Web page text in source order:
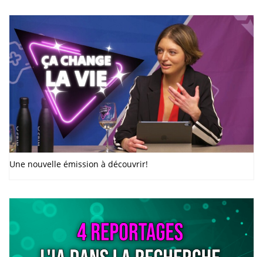
Une nouvelle émission à découvrir!